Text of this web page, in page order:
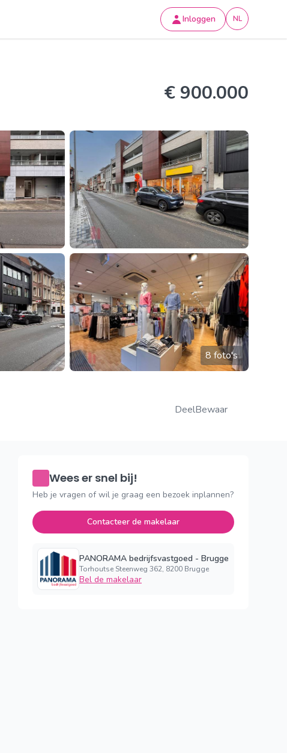
Inloggen NL
€ 900.000
8 foto's
DeelBewaar
Wees er snel bij!
Heb je vragen of wil je graag een bezoek inplannen?
Contacteer de makelaar
PANORAMA bedrijfsvastgoed - Brugge
Torhoutse Steenweg 362, 8200 Brugge
Bel de makelaar